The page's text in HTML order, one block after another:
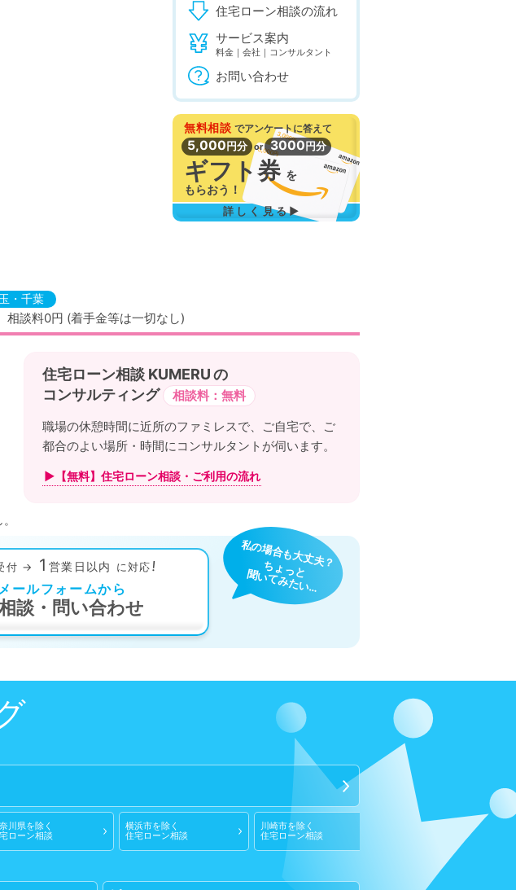
住宅ローン相談の流れ
サービス案内
料金｜会社｜コンサルタント
お問い合わせ
無料相談 でアンケートに答えて
5,000円分 or 3000円分
ギフト券 を
もらおう！
詳しく見る▶
・千葉
相談料0円 (着手金等は一切なし)
住宅ローン相談
の
コンサルティング
相談料：無料
職場の休憩時間に近所のファミレスで、ご自宅で、ご
都合のよい場所・時間にコンサルタントが伺います。
▶【無料】住宅ローン相談・ ご利用の流れ
私の場合も大丈夫？
ちょっと
聞いてみたい…
付 → 1 営業日以内 に対応!
ールフォームから
談・問い合わせ
川県を除く
ローン相談
横浜市を除く
住宅ローン相談
川崎市を除く
住宅ローン相談